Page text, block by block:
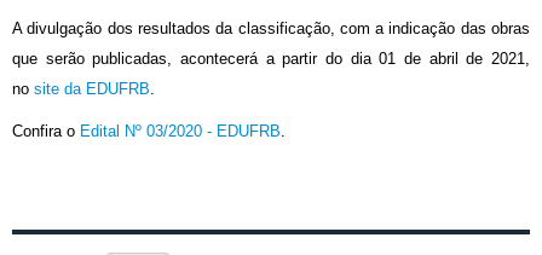
A divulgação dos resultados da classificação, com a indicação das obras
que serão publicadas, acontecerá a partir do dia 01 de abril de 2021,
no site da EDUFRB.
Confira o Edital Nº 03/2020 - EDUFRB.